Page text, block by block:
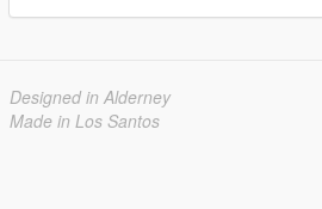
Designed in Alderney
Made in Los Santos